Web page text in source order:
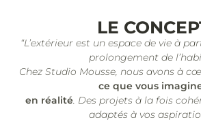
LE
“L’extérieur est un espace de vie à
prolongement de
Chez Studio Mousse, nous avons à
ce que vous
en réalité. Des projets à la fois
adaptés à vos